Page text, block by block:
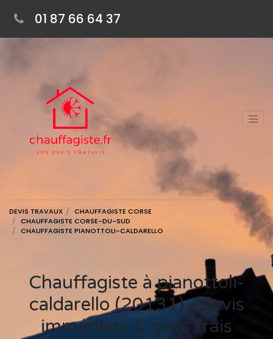
01 87 66 64 37
DEVIS TRAVAUX
CHAUFFAGISTE CORSE
CHAUFFAGISTE CORSE-DU-SUD
CHAUFFAGISTE PIANOTTOLI-CALDARELLO
Chauffagiste à pianottoli-
caldarello (20131) - devis
immédiats & sans frais